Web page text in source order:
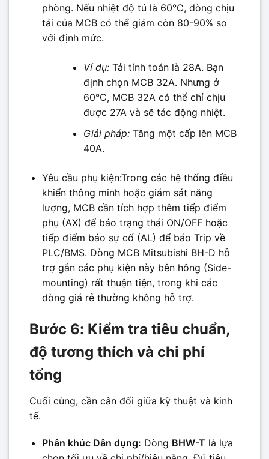
phòng. Nếu nhiệt độ tủ là 60°C, dòng chịu
tải của MCB có thể giảm còn 80-90% so
với định mức.
Ví dụ:Tải tính toán là 28A. Bạn
định chọn MCB 32A. Nhưng ở
60°C, MCB 32A có thể chỉ chịu
được 27A và sẽ tác động nhiệt.
Giải pháp:Tăng một cấp lên MCB
40A.
Yêu cầu phụ kiện:Trong các hệ thống điều
khiển thông minh hoặc giám sát năng
lượng, MCB cần tích hợp thêm tiếp điểm
phụ (AX) để báo trạng thái ON/OFF hoặc
tiếp điểm báo sự cố (AL) để báo Trip về
PLC/BMS. Dòng MCB Mitsubishi BH-D hỗ
trợ gắn các phụ kiện này bên hông (Side-
mounting) rất thuận tiện, trong khi các
dòng giá rẻ thường không hỗ trợ.
Bước 6: Kiểm tra tiêu chuẩn,
độ tương thích và chi phí
tổng
Cuối cùng, cần cân đối giữa kỹ thuật và kinh
tế.
Phân khúc Dân dụng: Dòng BHW-T là lựa